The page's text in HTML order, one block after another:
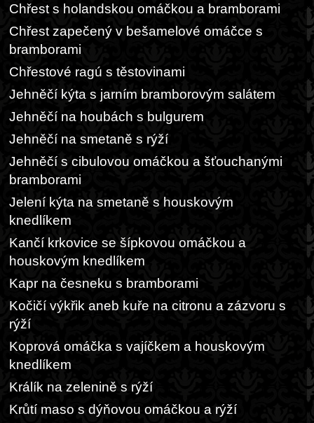
Chřest s holandskou omáčkou a bramborami
Chřest zapečený v bešamelové omáčce s
bramborami
Chřestové ragú s těstovinami
Jehněčí kýta s jarním bramborovým salátem
Jehněčí na houbách s bulgurem
Jehněčí na smetaně s rýží
Jehněčí s cibulovou omáčkou a šťouchanými
bramborami
Jelení kýta na smetaně s houskovým
knedlíkem
Kančí krkovice se šípkovou omáčkou a
houskovým knedlíkem
Kapr na česneku s bramborami
Kočičí výkřik aneb kuře na citronu a zázvoru s
rýží
Koprová omáčka s vajíčkem a houskovým
knedlíkem
Králík na zelenině s rýží
Krůtí maso s dýňovou omáčkou a rýží